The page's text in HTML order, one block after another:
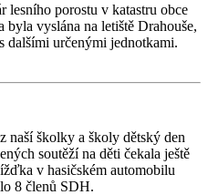
lesního porostu v katastru obce
vyslána na letiště Drahouše,
dalšími určenými jednotkami.
naší školky a školy dětský den
soutěží na děti čekala ještě
v hasičském automobilu
8 členů SDH.